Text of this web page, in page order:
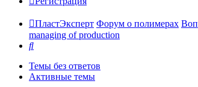
ПластЭксперт Форум о полимерах
managing of production
Поиск
Темы без ответов
Активные темы